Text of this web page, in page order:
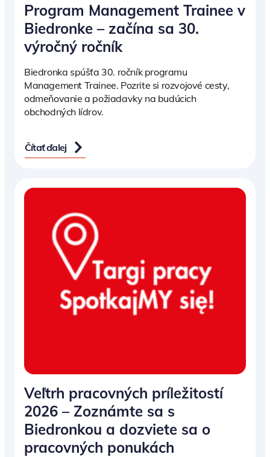
Program Management Trainee v
Biedronke – začína sa 30.
výročný ročník
Biedronka spúšťa 30. ročník programu
Management Trainee. Pozrite si rozvojové cesty,
odmeňovanie a požiadavky na budúcich
obchodných lídrov.
Čítať ďalej
Veľtrh pracovných príležitostí
2026 – Zoznámte sa s
Biedronkou a dozviete sa o
pracovných ponukách